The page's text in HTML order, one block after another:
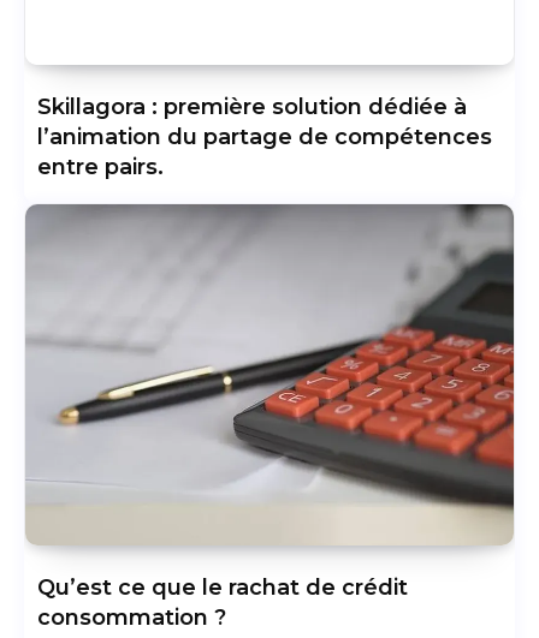
Skillagora : première solution dédiée à
l’animation du partage de compétences
entre pairs.
Qu’est ce que le rachat de crédit
consommation ?